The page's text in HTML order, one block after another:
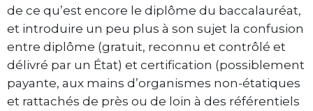
de ce qu’est encore le diplôme du baccalauréat,
et introduire un peu plus à son sujet la confusion
entre diplôme (gratuit, reconnu et contrôlé et
délivré par un État) et certification (possiblement
payante, aux mains d’organismes non-étatiques
et rattachés de près ou de loin à des référentiels